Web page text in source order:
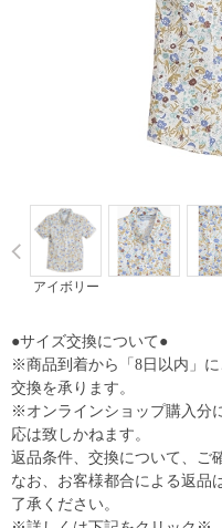
アイボリー
Prev
●サイズ交換について●
※商品到着から「8日以内」
交換を承ります。
※オンラインショップ購入分
応は致しかねます。
返品条件、交換について、ご
なお、お客様都合による返品
了承ください。